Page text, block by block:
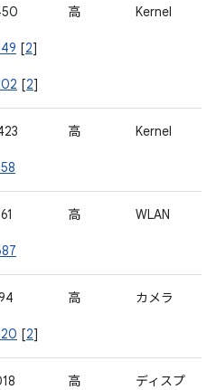
[2]
[2]
高 Kernel
高 Kernel
高 WLAN
[2]
高 カメラ
高
ディスプ